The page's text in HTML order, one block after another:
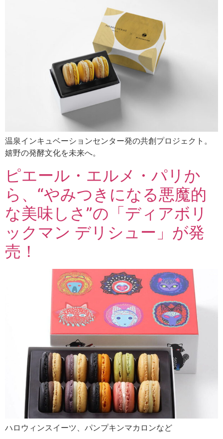
温泉インキュベーションセンター発の共創プロジェクト。
嬉野の発酵文化を未来へ。
ピエール・エルメ・パリか
ら、“やみつきになる悪魔的
な美味しさ”の「ディアボリ
ックマン デリシュー」が発
売！
ハロウィンスイーツ、パンプキンマカロンなど